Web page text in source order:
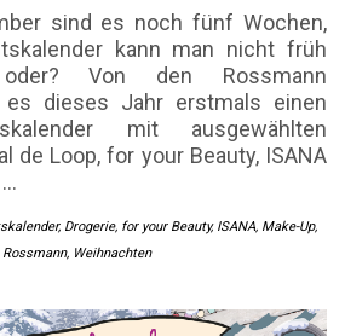
sind es noch fünf Wochen,
kann man nicht früh
Von den Rossmann
es dieses Jahr erstmals einen
mit ausgewählten
de Loop, for your Beauty, ISANA
…
, Drogerie, for your Beauty, ISANA, Make-Up,
Rossmann, Weihnachten